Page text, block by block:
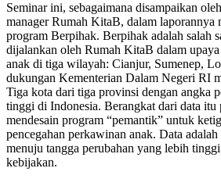
Seminar ini, sebagaimana disampaikan
manager Rumah KitaB, dalam laporannya
program Berpihak. Berpihak adalah salah
dijalankan oleh Rumah KitaB dalam
anak di tiga wilayah: Cianjur, Sumenep,
dukungan Kementerian Dalam Negeri RI
Tiga kota dari tiga provinsi dengan angka
tinggi di Indonesia. Berangkat dari data
mendesain program “pemantik” untuk
pencegahan perkawinan anak. Data
menuju tangga perubahan yang lebih
kebijakan.